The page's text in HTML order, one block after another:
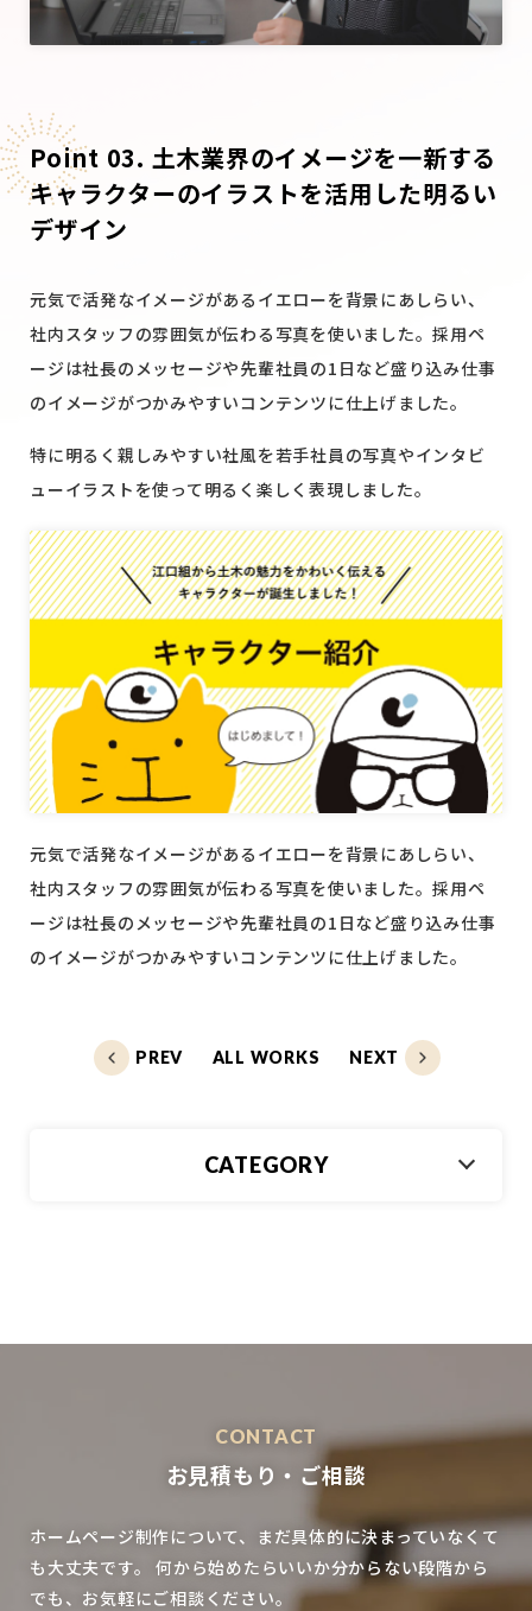
Point 03. 土木業界のイメージを一新する
キャラクターのイラストを活用した明るい
デザイン
元気で活発なイメージがあるイエローを背景にあしらい、
社内スタッフの雰囲気が伝わる写真を使いました。採用ペ
ージは社長のメッセージや先輩社員の1日など盛り込み仕事
のイメージがつかみやすいコンテンツに仕上げました。
特に明るく親しみやすい社風を若手社員の写真やインタビ
ューイラストを使って明るく楽しく表現しました。
元気で活発なイメージがあるイエローを背景にあしらい、
社内スタッフの雰囲気が伝わる写真を使いました。採用ペ
ージは社長のメッセージや先輩社員の1日など盛り込み仕事
のイメージがつかみやすいコンテンツに仕上げました。
PREV ALL WORKS NEXT
CATEGORY
CONTACT
お見積もり・ご相談
ホームページ制作について、まだ具体的に決まっていなくて
も大丈夫です。 何から始めたらいいか分からない段階から
でも、お気軽にご相談ください。